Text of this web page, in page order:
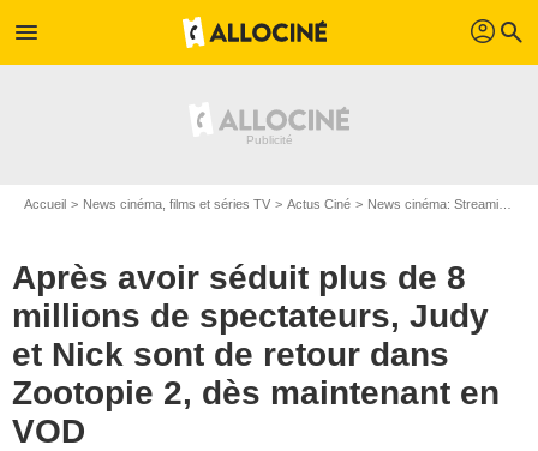
menu profil search
Accueil News cinéma, films et séries TV Actus Ciné News cinéma: Streaming
Après avoir séduit plus de 8
millions de spectateurs, Judy
et Nick sont de retour dans
Zootopie 2, dès maintenant en
VOD